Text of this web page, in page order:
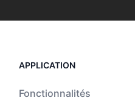
APPLICATION
Fonctionnalités